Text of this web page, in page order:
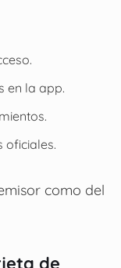
en la app.
oficiales.
como del
de